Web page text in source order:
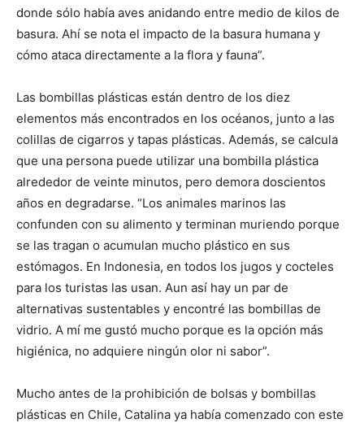
donde sólo había aves anidando entre medio de kilos de
basura. Ahí se nota el impacto de la basura humana y
cómo ataca directamente a la flora y fauna”.
Las bombillas plásticas están dentro de los diez
elementos más encontrados en los océanos, junto a las
colillas de cigarros y tapas plásticas. Además, se calcula
que una persona puede utilizar una bombilla plástica
alrededor de veinte minutos, pero demora doscientos
años en degradarse. “Los animales marinos las
confunden con su alimento y terminan muriendo porque
se las tragan o acumulan mucho plástico en sus
estómagos. En Indonesia, en todos los jugos y cocteles
para los turistas las usan. Aun así hay un par de
alternativas sustentables y encontré las bombillas de
vidrio. A mí me gustó mucho porque es la opción más
higiénica, no adquiere ningún olor ni sabor”.
Mucho antes de la prohibición de bolsas y bombillas
plásticas en Chile, Catalina ya había comenzado con este